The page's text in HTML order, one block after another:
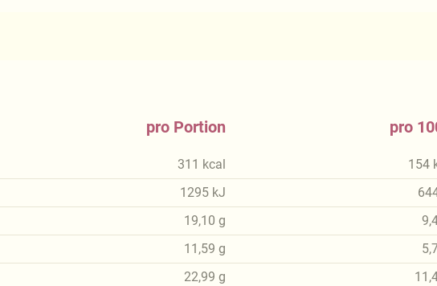
pro Portion
311 kcal
1295 kJ
19,10 g
11,59 g
22,99 g
pro
154